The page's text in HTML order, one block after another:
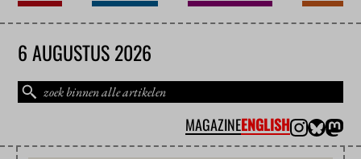
6 AUGUSTUS 2026
MAGAZINEENGLISH